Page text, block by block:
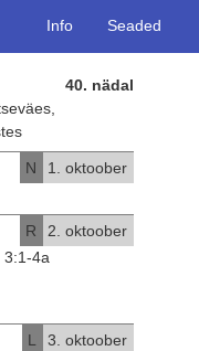
Info Seaded
40. nädal
N
1. oktoober
R
2. oktoober
3:1-4a
L
3. oktoober